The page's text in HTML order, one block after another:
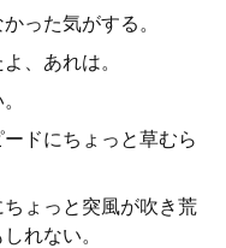
った気がする。
、あれは。
ドにちょっと草むら
ょっと突風が吹き荒
れない。